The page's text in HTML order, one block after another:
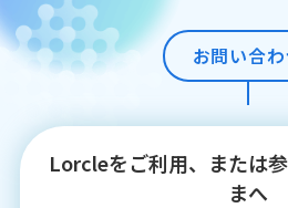
お問い合
Lorcleをご利用、または
まへ